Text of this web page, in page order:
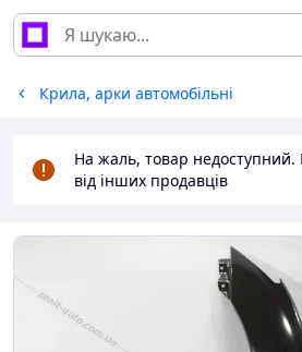
Крила, арки автомобільні
На жаль, товар недоступний.
від інших продавців